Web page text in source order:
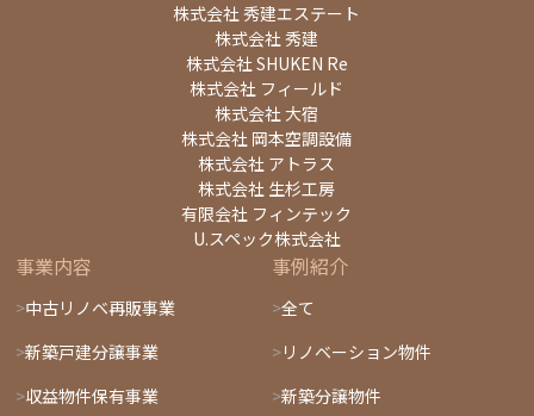
株式会社 秀建エステート
株式会社 秀建
株式会社 SHUKEN Re
株式会社 フィールド
株式会社 大宿
株式会社 岡本空調設備
株式会社 アトラス
株式会社 生杉工房
有限会社 フィンテック
U.スペック株式会社
事業内容
中古リノベ再販事業
新築戸建分譲事業
収益物件保有事業
事例紹介
全て
リノベーション物件
新築分譲物件